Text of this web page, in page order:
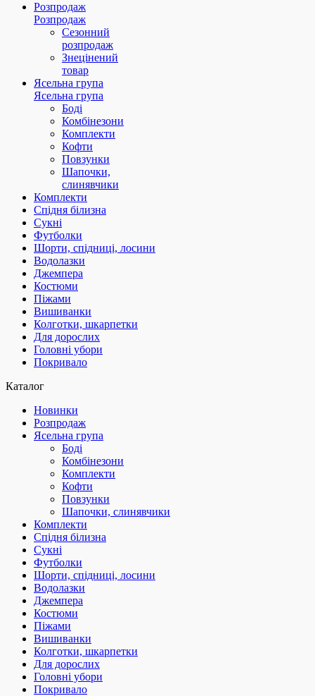
Розпродаж
Розпродаж
Сезонний
розпродаж
Знецінений
товар
Ясельна група
Ясельна група
Боді
Комбінезони
Комплекти
Кофти
Повзунки
Шапочки,
слинявчики
Комплекти
Спідня білизна
Сукні
Футболки
Шорти, спідниці, лосини
Водолазки
Джемпера
Костюми
Піжами
Вишиванки
Колготки, шкарпетки
Для дорослих
Головні убори
Покривало
Каталог
Новинки
Розпродаж
Ясельна група
Боді
Комбінезони
Комплекти
Кофти
Повзунки
Шапочки, слинявчики
Комплекти
Спідня білизна
Сукні
Футболки
Шорти, спідниці, лосини
Водолазки
Джемпера
Костюми
Піжами
Вишиванки
Колготки, шкарпетки
Для дорослих
Головні убори
Покривало